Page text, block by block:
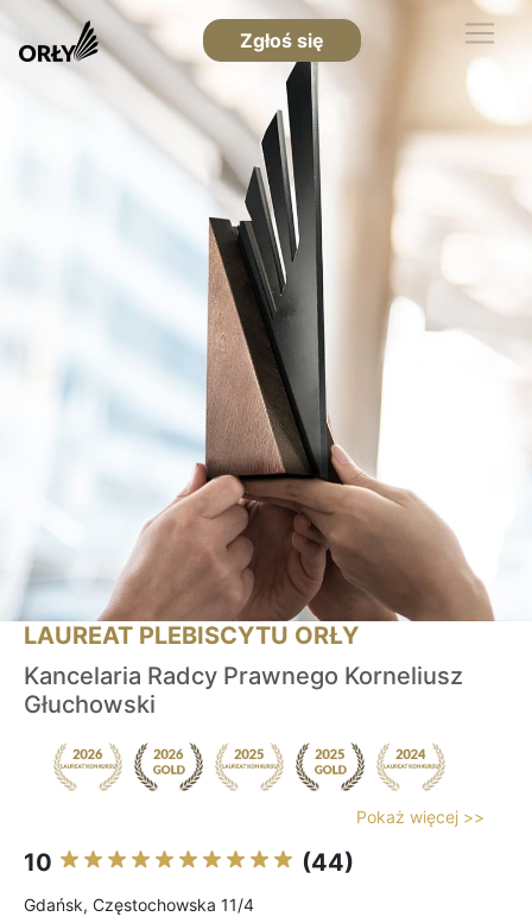
Zgłoś się
LAUREAT PLEBISCYTU ORŁY
Kancelaria Radcy Prawnego Korneliusz
Głuchowski
Pokaż więcej >>
10 (44)
Gdańsk, Częstochowska 11/4